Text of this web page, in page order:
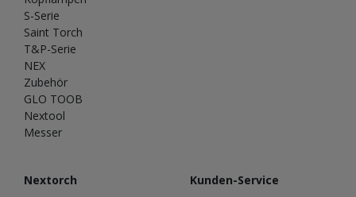
S-Serie
Saint Torch
T&P-Serie
NEX
Zubehör
GLO TOOB
Nextool
Messer
Nextorch
Kunden-Service